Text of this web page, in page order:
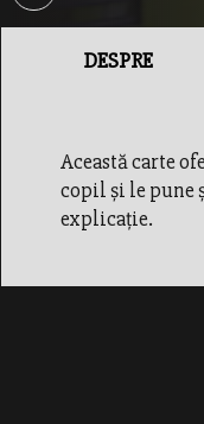
DESPRE
Această carte
copil şi le pune
explicaţie.